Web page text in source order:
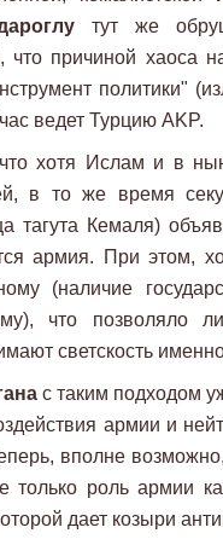
тут же
причиной хаоса
политики"
ведет Турцию AKP.
хотя Ислам и в
в то же время
тагута Кемаля)
армия. При этом,
(наличие
что позволяло
светскость
с таким подходом
армии и
вполне
только роль армии
дает козыри